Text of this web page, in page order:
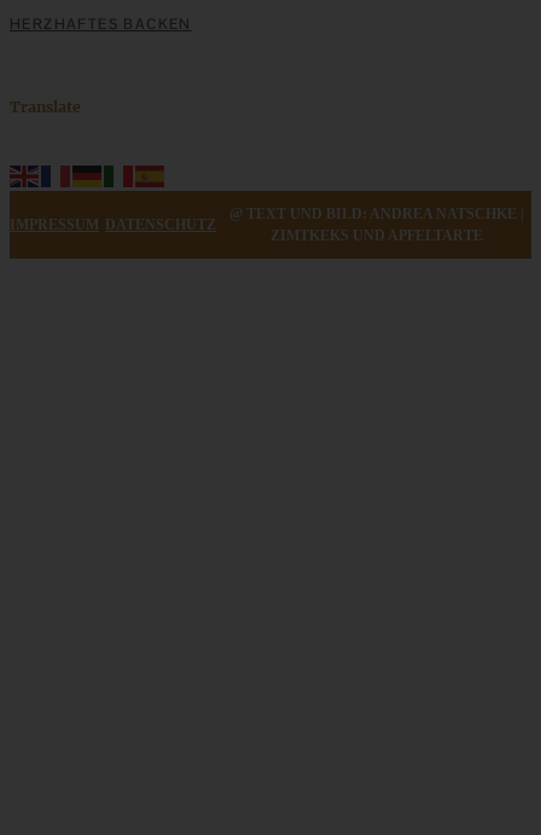
HERZHAFTES BACKEN
Translate
IMPRESSUM DATENSCHUTZ
@ TEXT UND BILD: ANDREA NATSCHKE |
ZIMTKEKS UND APFELTARTE